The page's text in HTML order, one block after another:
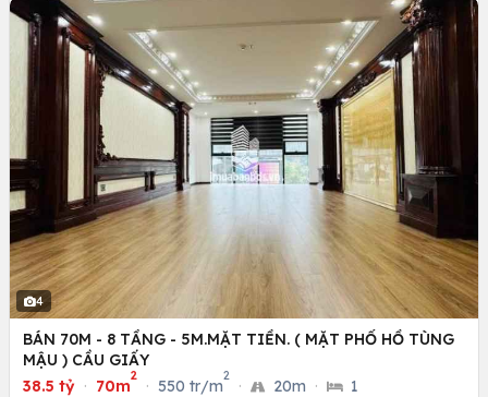
4
BÁN 70M - 8 TẦNG - 5M.MẶT TIỀN. ( MẶT PHỐ HỒ TÙNG
MẬU ) CẦU GIẤY
38.5 tỷ · 70m
2
· 550 tr/m
2
· 20m · 1